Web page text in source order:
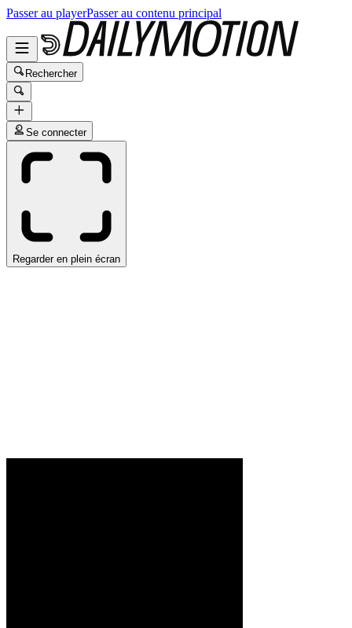
Passer au playerPasser au contenu principal
Rechercher
Se connecter
Regarder en plein écran